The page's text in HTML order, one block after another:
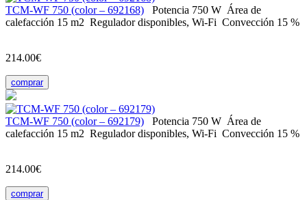
ТСМ-WF 750 (color – 692168) Potencia 750 W Área de
calefacción 15 m2 Regulador disponibles, Wi-Fi Convección 15 %
214.00€
comprar
ТСМ-WF 750 (color – 692179) Potencia 750 W Área de
calefacción 15 m2 Regulador disponibles, Wi-Fi Convección 15 %
214.00€
comprar